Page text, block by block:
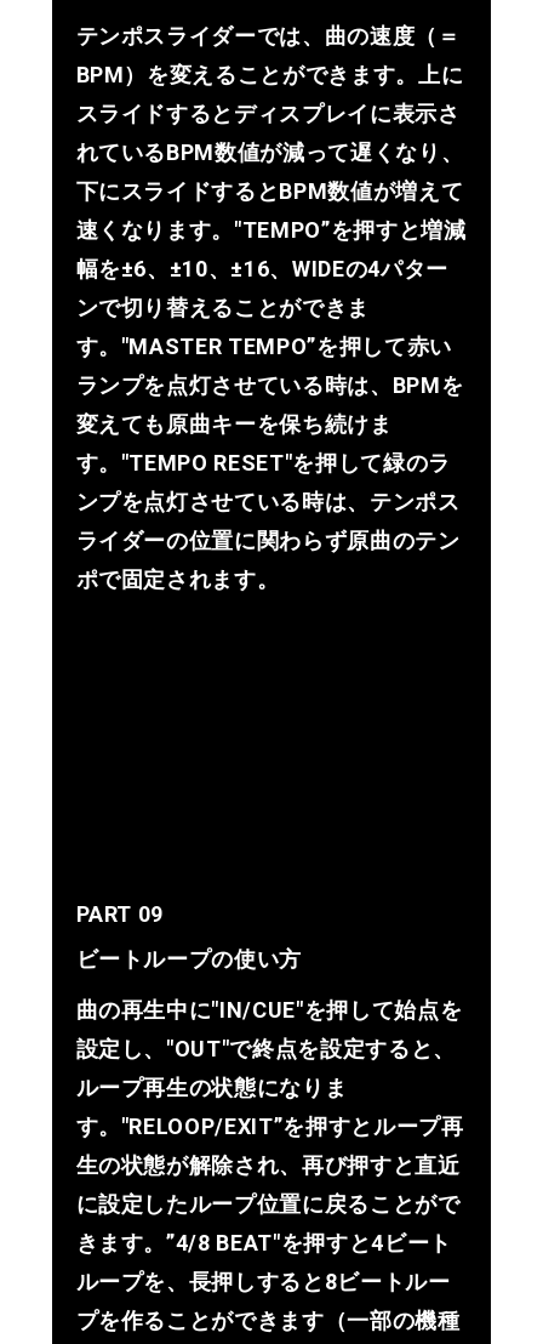
テンポスライダーでは、曲の速度（＝
BPM）を変えることができます。上に
スライドするとディスプレイに表示さ
れているBPM数値が減って遅くなり、
下にスライドするとBPM数値が増えて
速くなります。"TEMPO”を押すと増減
幅を±6、±10、±16、WIDEの4パター
ンで切り替えることができま
す。"MASTER TEMPO”を押して赤い
ランプを点灯させている時は、BPMを
変えても原曲キーを保ち続けま
す。"TEMPO RESET"を押して緑のラ
ンプを点灯させている時は、テンポス
ライダーの位置に関わらず原曲のテン
ポで固定されます。
PART 09
ビートループの使い方
曲の再生中に"IN/CUE"を押して始点を
設定し、"OUT"で終点を設定すると、
ループ再生の状態になりま
す。"RELOOP/EXIT”を押すとループ再
生の状態が解除され、再び押すと直近
に設定したループ位置に戻ることがで
きます。”4/8 BEAT"を押すと4ビート
ループを、長押しすると8ビートルー
プを作ることができます（一部の機種